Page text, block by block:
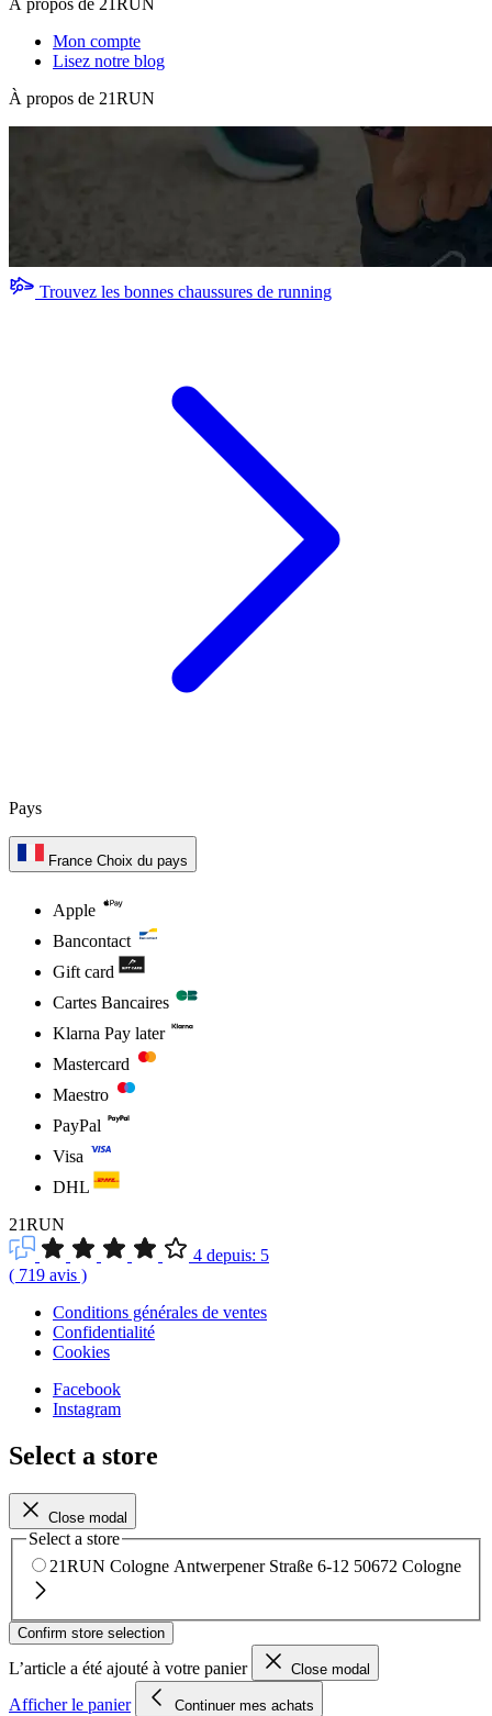
Mon compte
Lisez notre blog
À propos de 21RUN
Trouvez les bonnes chaussures de running
Pays
France Choix du pays
Apple
Bancontact
Gift card
Cartes Bancaires
Klarna Pay later
Mastercard
Maestro
PayPal
Visa
DHL
21RUN
4 depuis: 5
( 719 avis )
Conditions générales de ventes
Confidentialité
Cookies
Facebook
Instagram
Select a store
Close modal
Select a store
21RUN Cologne Antwerpener Straße 6-12 50672 Cologne
Confirm store selection
L’article a été ajouté à votre panier Close modal
Afficher le panier Continuer mes achats